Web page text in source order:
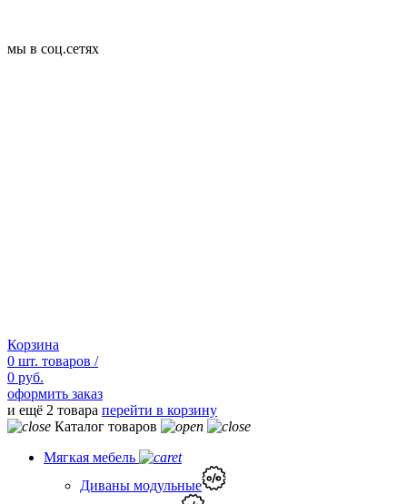
мы в соц.сетях
Корзина
0 шт. товаров /
0 руб.
оформить заказ
и ещё 2 товара перейти в корзину
Каталог товаров
Мягкая мебель
Диваны модульные